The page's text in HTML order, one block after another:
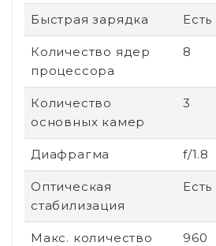
Быстрая зарядка Есть
Количество ядер
процессора
8
Количество
основных камер
3
Диафрагма f/1.8
Оптическая
стабилизация
Есть
Макс. количество
960